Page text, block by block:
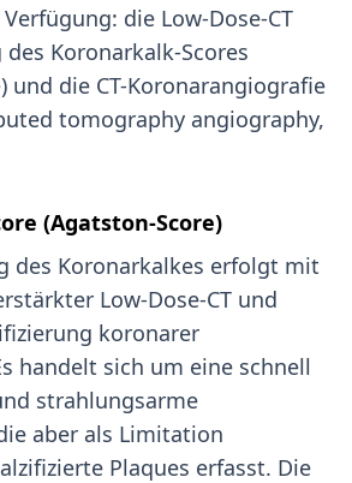
die Low-Dose-CT
Koronarkalk-Scores
und die CT-Koronarangiografie
tomography angiography,
(Agatston-Score)
des Koronarkalkes erfolgt mit
Low-Dose-CT und
koronarer
handelt sich um eine schnell
strahlungsarme
aber als Limitation
Plaques erfasst. Die